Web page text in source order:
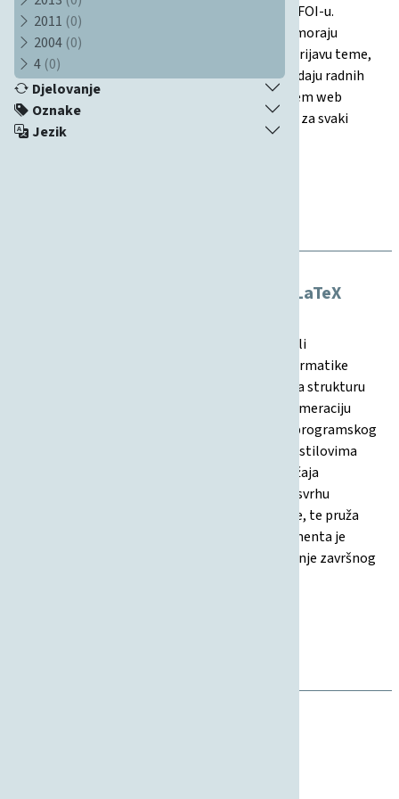
2011 (0)
2004 (0)
4 (0)
Djelovanje
Oznake
Jezik
izradu i predaju završnog ili diplomskog rada na FOI-u.
Navodi točne datume i aktivnosti koje studenti moraju
slijediti tijekom akademske godine, uključujući prijavu teme,
konzultacije s mentorom, edukacije, izradu i predaju radnih
verzija rada te obranu. Svi koraci se provode putem web
aplikacije FOI-radovi, a rokovi su jasno definirani za svaki
korak procesa.
Naslov završnog/diplomskog rada – LaTeX
Ovaj dokument je predložak za izradu završnog ili
diplomskog rada na Fakultetu organizacije i informatike
Sveučilišta u Zagrebu. Sadrži upute i preporuke za strukturu
rada, način oblikovanja i formatiranja teksta, numeraciju
stranica, navođenje i oblikovanje slika, tablica, programskog
koda te navođenje literature prema propisanim stilovima
(APA ili IEEE). Dokument daje detaljan opis sadržaja
pojedinih poglavlja završnog/diplomskog rada, svrhu
strukture, opisuje kako koristiti formule i kratice, te pruža
primjere navođenja izvora i literature. Cilj dokumenta je
omogućiti studentima pravilnu izradu i oblikovanje završnog